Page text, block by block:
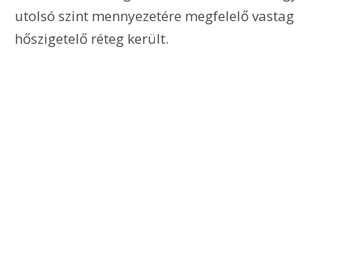
utolsó szint mennyezetére megfelelő vastag
hőszigetelő réteg került.